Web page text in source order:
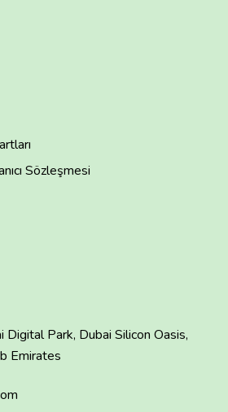
Sözleşmesi
Digital Park, Dubai Silicon Oasis,
Emirates